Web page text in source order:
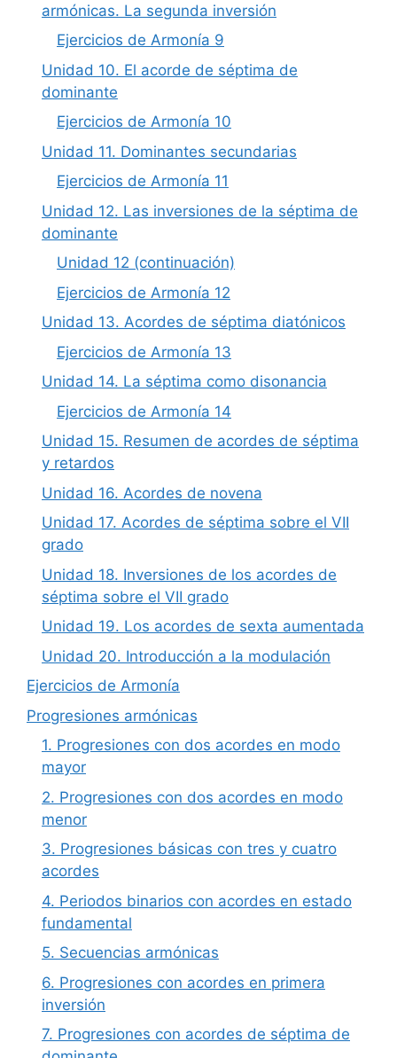
armónicas. La segunda inversión
Ejercicios de Armonía 9
Unidad 10. El acorde de séptima de
dominante
Ejercicios de Armonía 10
Unidad 11. Dominantes secundarias
Ejercicios de Armonía 11
Unidad 12. Las inversiones de la séptima de
dominante
Unidad 12 (continuación)
Ejercicios de Armonía 12
Unidad 13. Acordes de séptima diatónicos
Ejercicios de Armonía 13
Unidad 14. La séptima como disonancia
Ejercicios de Armonía 14
Unidad 15. Resumen de acordes de séptima
y retardos
Unidad 16. Acordes de novena
Unidad 17. Acordes de séptima sobre el VII
grado
Unidad 18. Inversiones de los acordes de
séptima sobre el VII grado
Unidad 19. Los acordes de sexta aumentada
Unidad 20. Introducción a la modulación
Ejercicios de Armonía
Progresiones armónicas
1. Progresiones con dos acordes en modo
mayor
2. Progresiones con dos acordes en modo
menor
3. Progresiones básicas con tres y cuatro
acordes
4. Periodos binarios con acordes en estado
fundamental
5. Secuencias armónicas
6. Progresiones con acordes en primera
inversión
7. Progresiones con acordes de séptima de